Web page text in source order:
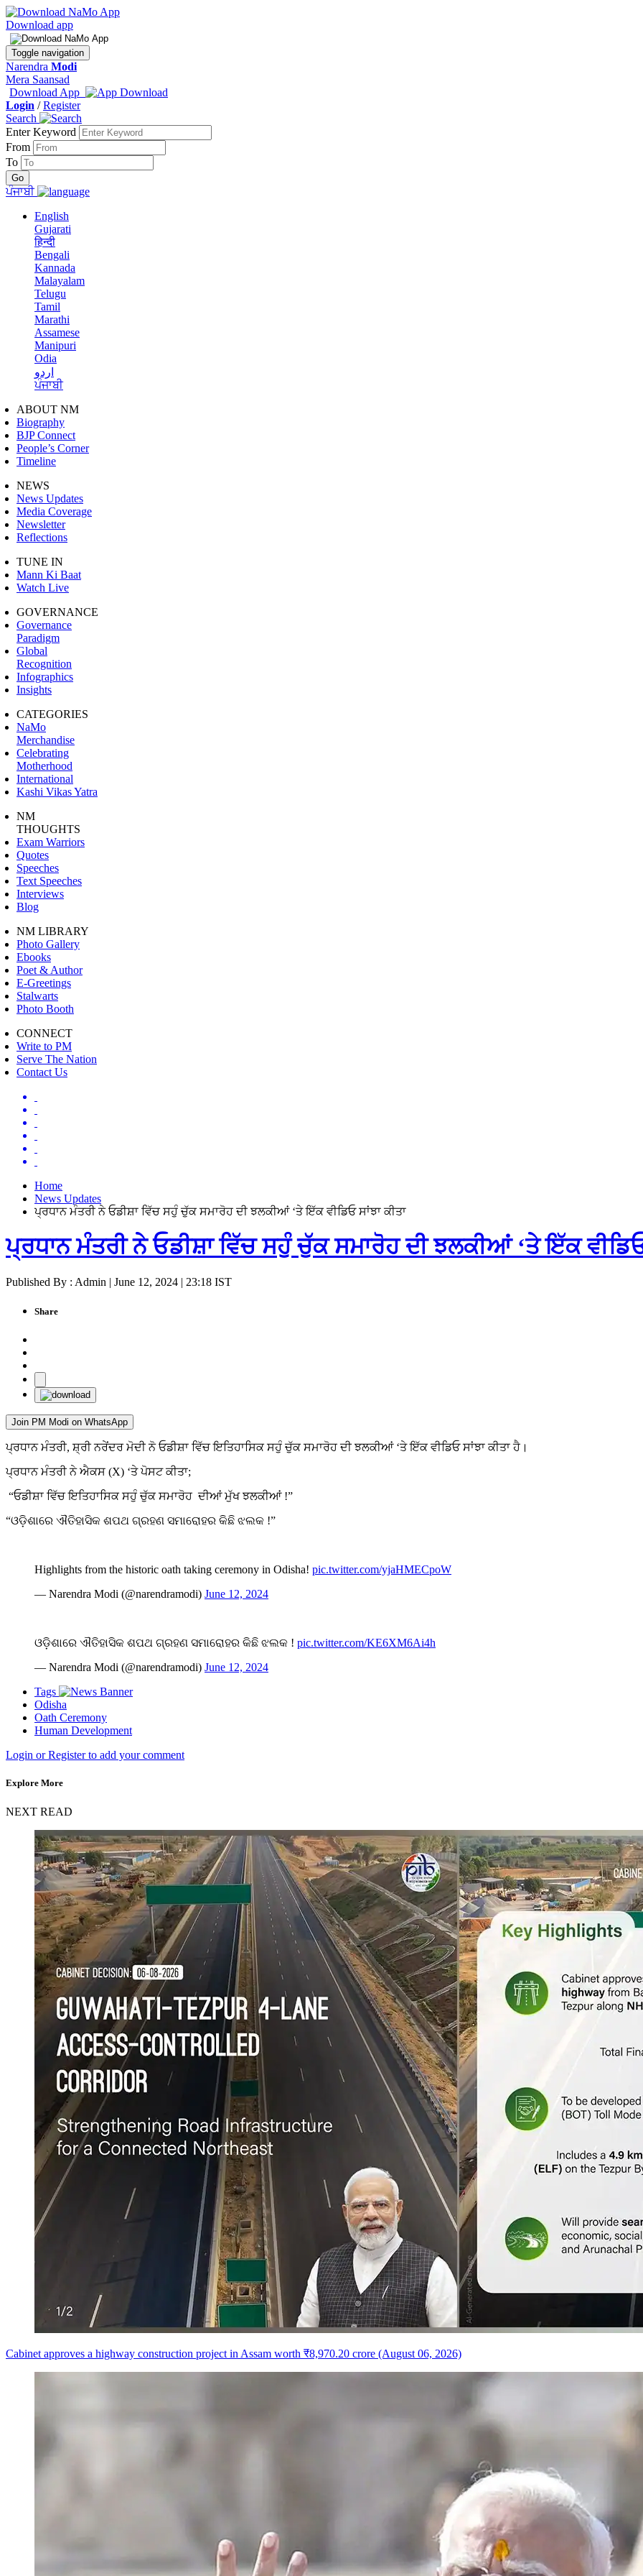
Download app
Toggle navigation
Narendra Modi
Mera Saansad
Download App
Login /Register
Search
Enter Keyword
From
To
ਪੰਜਾਬੀ
English
Gujarati
हिन्दी
Bengali
Kannada
Malayalam
Telugu
Tamil
Marathi
Assamese
Manipuri
Odia
اردو
ਪੰਜਾਬੀ
ABOUT NM
Biography
BJP Connect
People’s Corner
Timeline
NEWS
News Updates
Media Coverage
Newsletter
Reflections
TUNE IN
Mann Ki Baat
Watch Live
GOVERNANCE
Governance
Paradigm
Global
Recognition
Infographics
Insights
CATEGORIES
NaMo
Merchandise
Celebrating
Motherhood
International
Kashi Vikas Yatra
NM
THOUGHTS
Exam Warriors
Quotes
Speeches
Text Speeches
Interviews
Blog
NM LIBRARY
Photo Gallery
Ebooks
Poet & Author
E-Greetings
Stalwarts
Photo Booth
CONNECT
Write to PM
Serve The Nation
Contact Us
Home
News Updates
ਪ੍ਰਧਾਨ ਮੰਤਰੀ ਨੇ ਓਡੀਸ਼ਾ ਵਿੱਚ ਸਹੁੰ ਚੁੱਕ ਸਮਾਰੋਹ ਦੀ ਝਲਕੀਆਂ ‘ਤੇ ਇੱਕ ਵੀਡਿਓ ਸਾਂਝਾ ਕੀਤਾ
ਪ੍ਰਧਾਨ ਮੰਤਰੀ ਨੇ ਓਡੀਸ਼ਾ ਵਿੱਚ ਸਹੁੰ ਚੁੱਕ ਸਮਾਰੋਹ ਦੀ ਝਲਕੀਆਂ ‘ਤੇ ਇੱਕ ਵੀਡਿਓ
Published By : Admin | June 12, 2024 | 23:18 IST
Share
Join PM Modi on WhatsApp
ਪ੍ਰਧਾਨ ਮੰਤਰੀ, ਸ਼੍ਰੀ ਨਰੇਂਦਰ ਮੋਦੀ ਨੋ ਓਡੀਸ਼ਾ ਵਿੱਚ ਇਤਿਹਾਸਿਕ ਸਹੁੰ ਚੁੱਕ ਸਮਾਰੋਹ ਦੀ ਝਲਕੀਆਂ ‘ਤੇ ਇੱਕ ਵੀਡਿਓ ਸਾਂਝਾ ਕੀਤਾ ਹੈ।
ਪ੍ਰਧਾਨ ਮੰਤਰੀ ਨੇ ਐਕਸ (X) ‘ਤੇ ਪੋਸਟ ਕੀਤਾ;
“ਓਡੀਸ਼ਾ ਵਿੱਚ ਇਤਿਹਾਸਿਕ ਸਹੁੰ ਚੁੱਕ ਸਮਾਰੋਹ ਦੀਆਂ ਮੁੱਖ ਝਲਕੀਆਂ !”
“ଓଡ଼ିଶାରେ ଐତିହାସିକ ଶପଥ ଗ୍ରହଣ ସମାରୋହର କିଛି ଝଲକ !”
Highlights from the historic oath taking ceremony in Odisha! pic.twitter.com/yjaHMECpoW
— Narendra Modi (@narendramodi) June 12, 2024
ଓଡ଼ିଶାରେ ଐତିହାସିକ ଶପଥ ଗ୍ରହଣ ସମାରୋହର କିଛି ଝଲକ ! pic.twitter.com/KE6XM6Ai4h
— Narendra Modi (@narendramodi) June 12, 2024
Tags
Odisha
Oath Ceremony
Human Development
Login or Register to add your comment
Explore More
NEXT READ
Cabinet approves a highway construction project in Assam worth ₹8,970.20 crore (August 06, 2026)